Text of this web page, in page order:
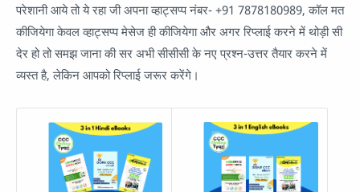
परेशानी आये तो ये रहा जी अपना व्हाट्सप्प नंबर- +91 7878180989, कॉल मत
कीजियेगा केवल व्हाट्सप्प मेसेज ही कीजियेगा और अगर रिप्लाई करने में थोड़ी सी
देर हो तो समझ जाना की सर अभी सीसीसी के नए प्रश्न-उत्तर तैयार करने में
व्यस्त है, लेकिन आपको रिप्लाई जरूर करेंगे।